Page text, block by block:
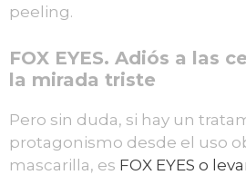
peeling.
FOX EYES. Adiós a las
la mirada triste
Pero sin duda, si hay un
protagonismo desde el uso
mascarilla, es FOX EYES o